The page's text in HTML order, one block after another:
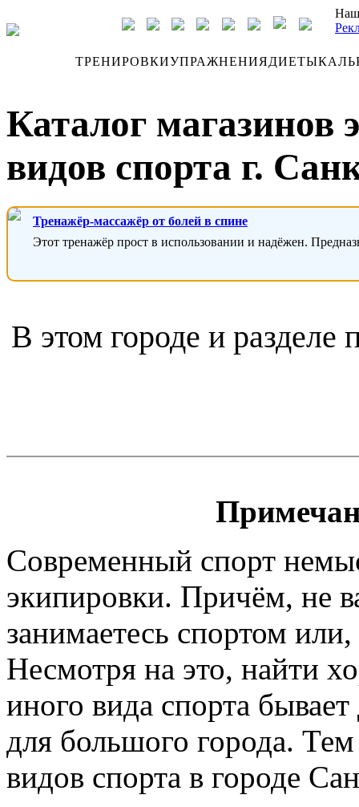
ТРЕНИРОВКИУПРАЖНЕНИЯДИЕТЫ
Каталог магазинов
видов спорта г.
Тренажёр-массажёр от болей в спине
Этот тренажёр прост в использовании и надёжен.
В этом городе и разделе
Современный спорт
экипировки. Причём, не
занимаетесь спортом
Несмотря на это, найти
иного вида спорта
для большого города.
видов спорта в городе